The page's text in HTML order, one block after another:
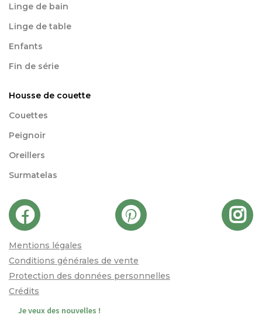
Linge de bain
Linge de table
Enfants
Fin de série
Housse de couette
Couettes
Peignoir
Oreillers
Surmatelas
Mentions légales
Conditions générales de vente
Protection des données personnelles
Crédits
Je veux des nouvelles !